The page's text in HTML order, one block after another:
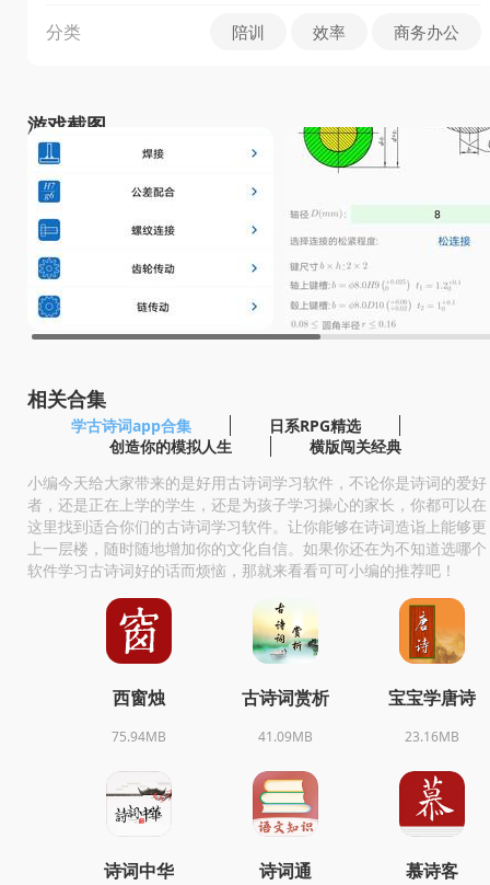
分类 陪训 效率 商务办公
游戏截图
相关合集
学古诗词app合集
日系RPG精选
创造你的模拟人生
横版闯关经典
小编今天给大家带来的是好用古诗词学习软件，不论你是诗词的爱好
者，还是正在上学的学生，还是为孩子学习操心的家长，你都可以在
这里找到适合你们的古诗词学习软件。让你能够在诗词造诣上能够更
上一层楼，随时随地增加你的文化自信。如果你还在为不知道选哪个
软件学习古诗词好的话而烦恼，那就来看看可可小编的推荐吧！
西窗烛
75.94MB
古诗词赏析
41.09MB
宝宝学唐诗
23.16MB
诗词中华 诗词通 慕诗客